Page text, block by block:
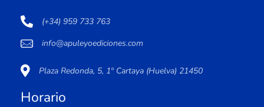
(+34) 959 733 763
info@apuleyoediciones.com
Plaza Redonda, 5, 1º Cartaya (Huelva) 21450
Horario